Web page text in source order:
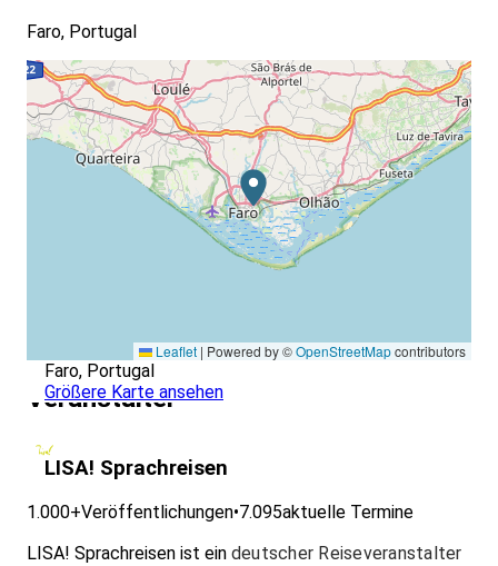
Faro, Portugal
Leaflet | Powered by ©OpenStreetMapcontributors
Faro, Portugal
Größere Karte ansehen
Veranstalter
LISA! Sprachreisen
1.000+Veröffentlichungen•7.095aktuelle Termine
LISA! Sprachreisen ist ein deutscher Reiseveranstalter